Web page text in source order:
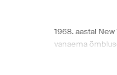
1968. aastal
vanaema
saavutasid